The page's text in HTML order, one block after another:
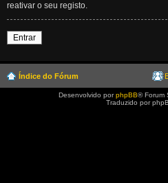
reativar o seu registo.
Entrar
Índice do Fórum
Desenvolvido porphpBB® Forum
Traduzido por